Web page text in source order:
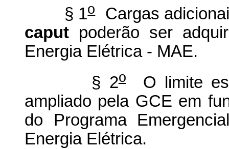
§ 1oCargas
caput poderão ser
Energia Elétrica - MAE.
§ 2oO limite
ampliado pela GCE em
do Programa
Energia Elétrica.